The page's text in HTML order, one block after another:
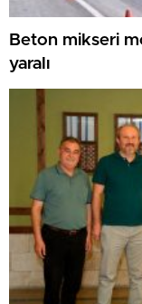
Beton mikseri
yaralı